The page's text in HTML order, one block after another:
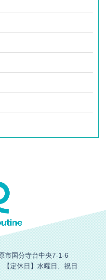
国分寺台中央7-1-6
定休日】水曜日、祝日